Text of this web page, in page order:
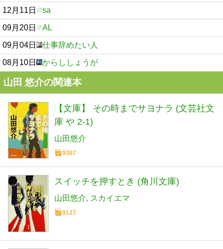
12月11日 sa
09月20日 AL
09月04日 仕事辞めたい人
08月10日 からししょうが
山田 悠介の関連本
【文庫】 その時までサヨナラ (文芸社文
庫 や 2-1)
山田悠介
9387
スイッチを押すとき (角川文庫)
山田悠介 スカイエマ
9127